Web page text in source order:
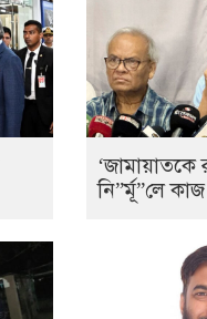
‘জামায়াতকে
নি”র্মূ”লে